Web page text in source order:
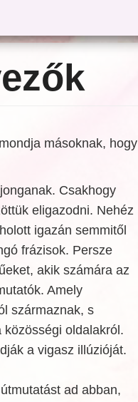
másoknak, hogy
Csakhogy
eligazodni. Nehéz
igazán semmitől
frázisok. Persze
akik számára az
Amely
származnak, s
oldalakról.
a vigasz illúzióját.
ad abban,